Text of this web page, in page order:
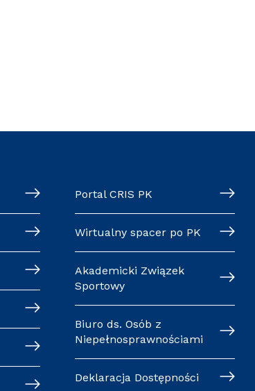
Portal CRIS PK
Wirtualny spacer po PK
Akademicki Związek
Sportowy
Biuro ds. Osób z
Niepełnosprawnościami
Deklaracja Dostępności